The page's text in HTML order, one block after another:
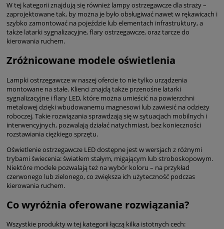
W tej kategorii znajdują się również lampy ostrzegawcze dla straży –
zaprojektowane tak, by można je było obsługiwać nawet w rękawicach i
szybko zamontować na pojeździe lub elementach infrastruktury, a
także latarki sygnalizacyjne, flary ostrzegawcze, oraz tarcze do
kierowania ruchem.
Zróżnicowane modele oświetlenia
Lampki ostrzegawcze w naszej ofercie to nie tylko urządzenia
montowane na stałe. Klienci znajdą także przenośne latarki
sygnalizacyjne i flary LED, które można umieścić na powierzchni
metalowej dzięki wbudowanemu magnesowi lub zawiesić na odzieży
roboczej. Takie rozwiązania sprawdzają się w sytuacjach mobilnych i
interwencyjnych, pozwalają działać natychmiast, bez konieczności
rozstawiania ciężkiego sprzętu.
Oświetlenie ostrzegawcze LED dostępne jest w wersjach z różnymi
trybami świecenia: światłem stałym, migającym lub stroboskopowym.
Niektóre modele pozwalają też na wybór koloru – na przykład
czerwonego lub zielonego, co zwiększa ich użyteczność podczas
kierowania ruchem.
Co wyróżnia oferowane rozwiązania?
Wszystkie produkty w tej kategorii łączą kilka istotnych cech: